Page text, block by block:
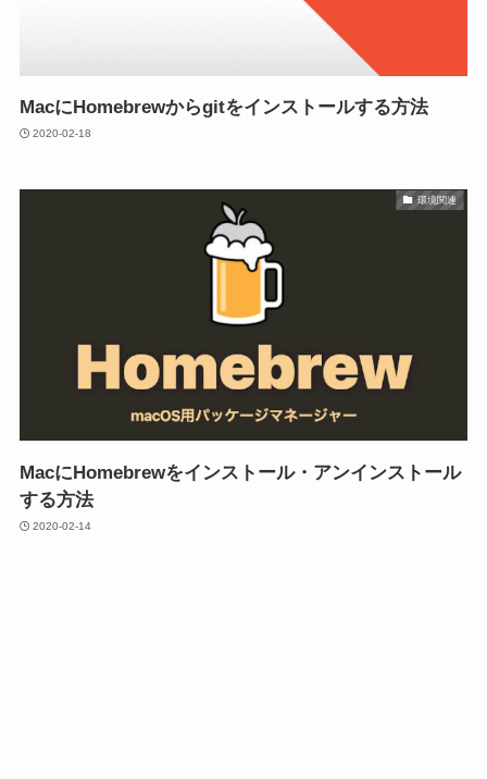
MacにHomebrewからgitをインストールする方法
2020-02-18
環境関連
MacにHomebrewをインストール・アンインストール
する方法
2020-02-14